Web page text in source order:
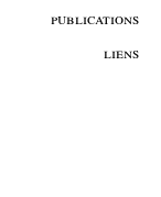
publications
liens